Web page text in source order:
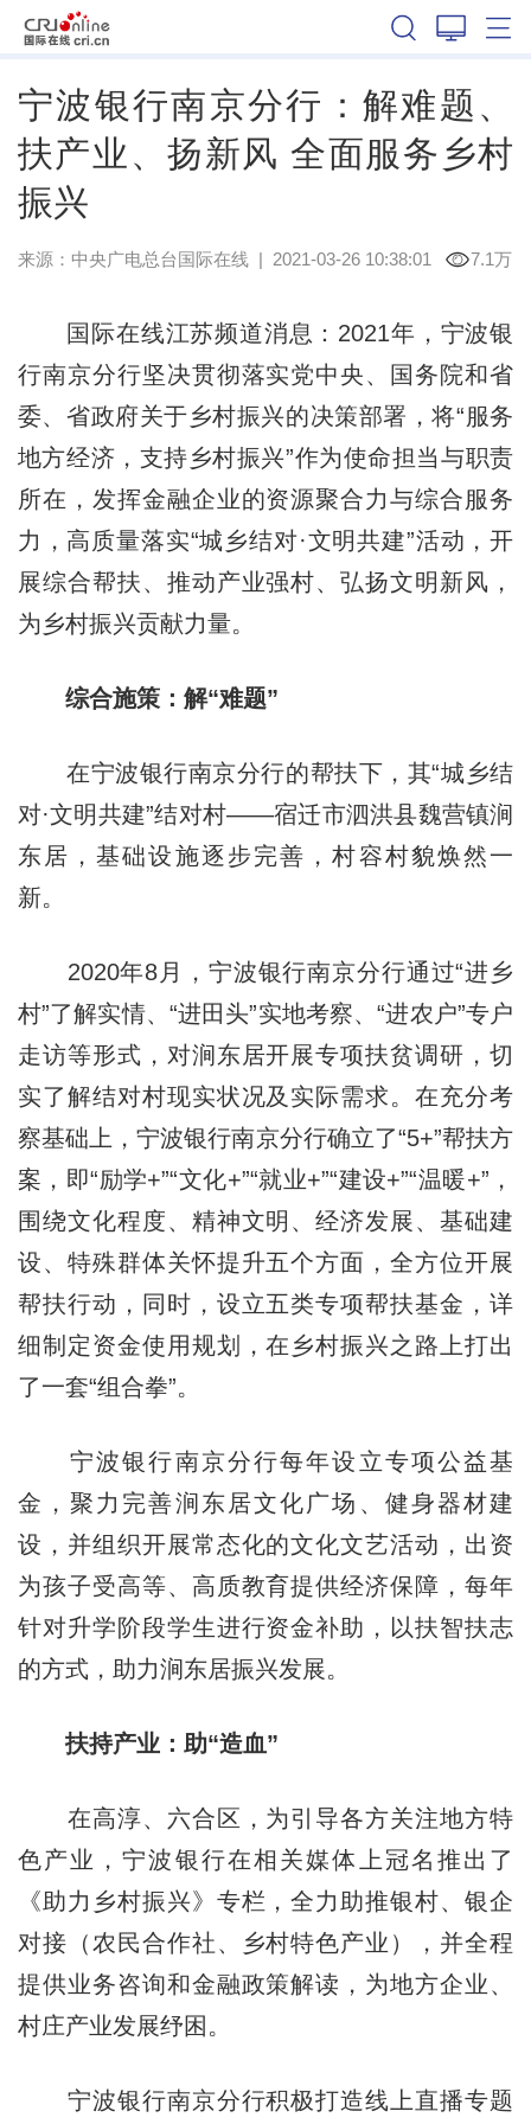
宁波银行南京分行：解难题、
扶产业、扬新风 全面服务乡村
振兴
来源：中央广电总台国际在线| 2021-03-26 10:38:01 7.1万
国际在线江苏频道消息：2021年，宁波银
行南京分行坚决贯彻落实党中央、国务院和省
委、省政府关于乡村振兴的决策部署，将“服务
地方经济，支持乡村振兴”作为使命担当与职责
所在，发挥金融企业的资源聚合力与综合服务
力，高质量落实“城乡结对·文明共建”活动，开
展综合帮扶、推动产业强村、弘扬文明新风，
为乡村振兴贡献力量。
综合施策：解“难题”
在宁波银行南京分行的帮扶下，其“城乡结
对·文明共建”结对村——宿迁市泗洪县魏营镇涧
东居，基础设施逐步完善，村容村貌焕然一
新。
2020年8月，宁波银行南京分行通过“进乡
村”了解实情、“进田头”实地考察、“进农户”专户
走访等形式，对涧东居开展专项扶贫调研，切
实了解结对村现实状况及实际需求。在充分考
察基础上，宁波银行南京分行确立了“5+”帮扶方
案，即“励学+”“文化+”“就业+”“建设+”“温暖+”，
围绕文化程度、精神文明、经济发展、基础建
设、特殊群体关怀提升五个方面，全方位开展
帮扶行动，同时，设立五类专项帮扶基金，详
细制定资金使用规划，在乡村振兴之路上打出
了一套“组合拳”。
宁波银行南京分行每年设立专项公益基
金，聚力完善涧东居文化广场、健身器材建
设，并组织开展常态化的文化文艺活动，出资
为孩子受高等、高质教育提供经济保障，每年
针对升学阶段学生进行资金补助，以扶智扶志
的方式，助力涧东居振兴发展。
扶持产业：助“造血”
在高淳、六合区，为引导各方关注地方特
色产业，宁波银行在相关媒体上冠名推出了
《助力乡村振兴》专栏，全力助推银村、银企
对接（农民合作社、乡村特色产业），并全程
提供业务咨询和金融政策解读，为地方企业、
村庄产业发展纾困。
宁波银行南京分行积极打造线上直播专题